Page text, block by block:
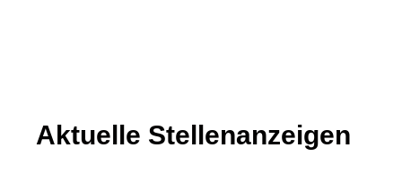
Aktuelle Stellenanzeigen